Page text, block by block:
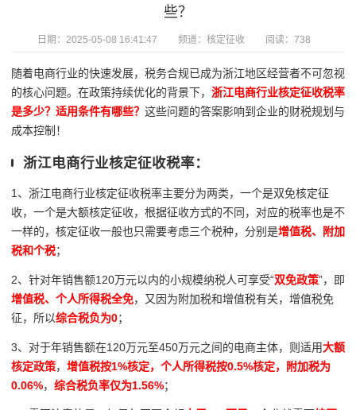
些？
日期： 2025-05-08 16:41:47 频道： 核定征收 阅读：738
随着电商行业的快速发展，税务合规已成为浙江地区经营者不可忽视
的核心问题。在政策持续优化的背景下， 浙江电商行业核定征收税率
是多少？适用条件有哪些？ 这些问题的答案影响到企业的财税规划与
成本控制！
浙江电商行业核定征收税率：
1、浙江电商行业核定征收税率主要分为两类，一个是双免核定征
收，一个是大额核定征收，根据征收方式的不同，对应的税率也是不
一样的，核定征收一般也只需要考虑三个税种，分别是增值税、附加
税和个税；
2、针对年销售额120万元以内的小规模纳税人可享受“双免政策”，即
增值税、个人所得税全免，又因为附加税和增值税有关，增值税免
征，所以综合税负为0；
3、对于年销售额在120万元至450万元之间的电商主体，则适用大额
核定政策， 增值税按1%核定，个人所得税按0.5%核定，附加税为
0.06%， 综合税负率仅为1.56%；